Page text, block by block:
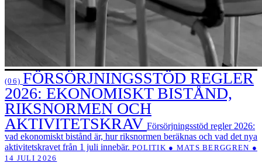
(06) FÖRSÖRJNINGSSTÖD REGLER
2026: EKONOMISKT BISTÅND,
RIKSNORMEN OCH
AKTIVITETSKRAV Försörjningsstöd regler 2026:
vad ekonomiskt bistånd är, hur riksnormen beräknas och vad det nya
aktivitetskravet från 1 juli innebär. POLITIK ● MATS BERGGREN ●
14 JULI 2026